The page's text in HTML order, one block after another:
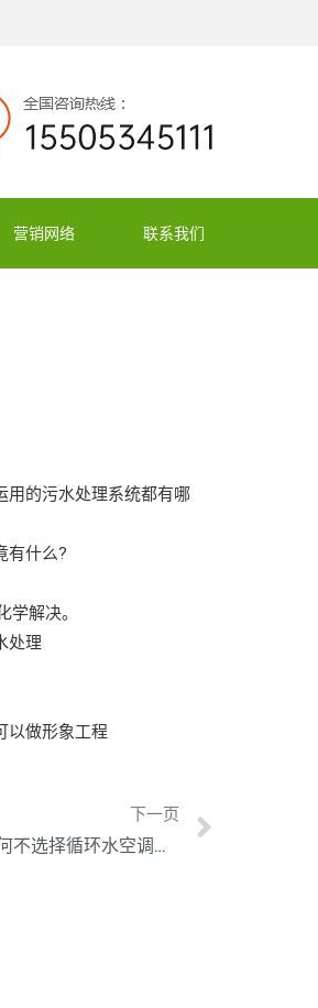
营销网络 联系我们
用的污水处理系统都有哪
有什么?
解决。
处理
以做形象工程
下一页
不知道对虾养殖选什么养殖设备？何不选择循环水空调设备